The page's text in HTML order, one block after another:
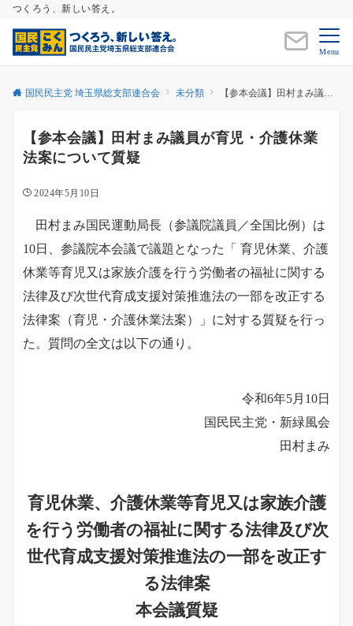
つくろう、新しい答え。
Menu
国民民主党 埼玉県総支部連合会 未分類 【参本会議】田村まみ議員が育児・介護休業法案について質疑
【参本会議】田村まみ議員が育児・介護休業
法案について質疑
2024年5月10日
田村まみ国民運動局長（参議院議員／全国比例）は
10日、参議院本会議で議題となった「 育児休業、介護
休業等育児又は家族介護を行う労働者の福祉に関する
法律及び次世代育成支援対策推進法の一部を改正する
法律案（育児・介護休業法案）」に対する質疑を行っ
た。質問の全文は以下の通り。
令和6年5月10日
国民民主党・新緑風会
田村まみ
育児休業、介護休業等育児又は家族介護
を行う労働者の福祉に関する法律及び次
世代育成支援対策推進法の一部を改正す
る法律案
本会議質疑